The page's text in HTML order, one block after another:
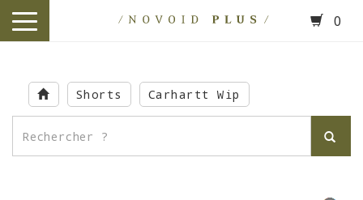
main
content
toggle
0
Shorts Carhartt Wip